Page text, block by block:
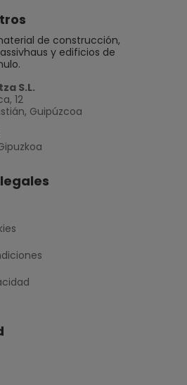
de construcción,
y edificios de
S.L.
12
Guipúzcoa